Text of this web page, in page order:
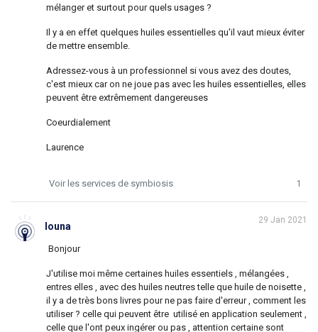
mélanger et surtout pour quels usages ?
Il y a en effet quelques huiles essentielles qu'il vaut mieux éviter
de mettre ensemble.
Adressez-vous à un professionnel si vous avez des doutes,
c'est mieux car on ne joue pas avec les huiles essentielles, elles
peuvent être extrêmement dangereuses
Coeurdialement
Laurence
Voir les services de symbiosis 1
louna
29 Jan 2021
Bonjour
J'utilise moi même certaines huiles essentiels , mélangées ,
entres elles , avec des huiles neutres telle que huile de noisette ,
il y a de très bons livres pour ne pas faire d'erreur , comment les
utiliser ? celle qui peuvent être utilisé en application seulement ,
celle que l'ont peux ingérer ou pas , attention certaine sont